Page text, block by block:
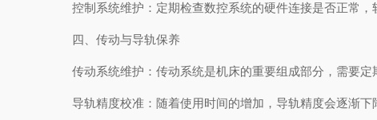
控制系统维护：定期检查数控系统的硬件连接是否正常，
四、传动与导轨保养
传动系统维护：传动系统是机床的重要组成部分，需要定
导轨精度校准：随着使用时间的增加，导轨精度会逐渐下